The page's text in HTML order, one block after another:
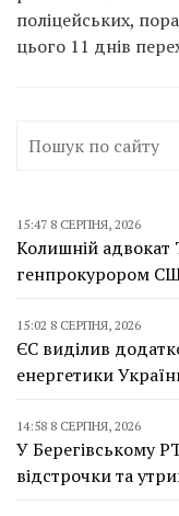
поліцейських,
цього 11 днів
15:47 8 СЕРПНЯ, 2026
Колишній
генпрокурором
15:02 8 СЕРПНЯ, 2026
ЄС виділив
енергетики
14:58 8 СЕРПНЯ, 2026
У Берегівському
відстрочки та